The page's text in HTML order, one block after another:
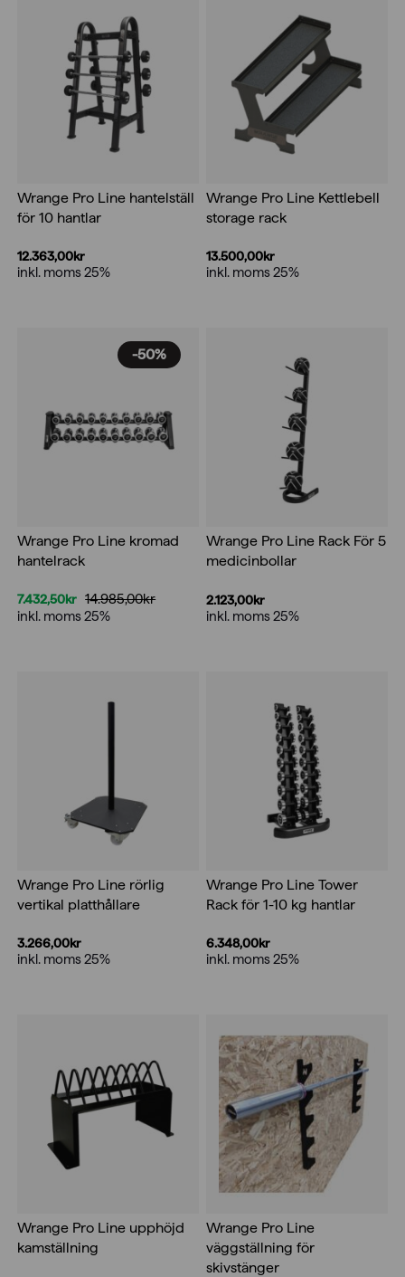
Wrange Pro Line hantelställ
för 10 hantlar
12.363,00kr
inkl. moms 25%
Wrange Pro Line Kettlebell
storage rack
13.500,00kr
inkl. moms 25%
-50%
Wrange Pro Line kromad
hantelrack
14.985,00kr
Det
7.432,50kr
Det
inkl. moms 25%
Wrange Pro Line Rack För 5
medicinbollar
2.123,00kr
inkl. moms 25%
Wrange Pro Line rörlig
vertikal platthållare
3.266,00kr
inkl. moms 25%
Wrange Pro Line Tower
Rack för 1-10 kg hantlar
6.348,00kr
inkl. moms 25%
Wrange Pro Line upphöjd
kamställning
Wrange Pro Line
väggställning för
skivstänger